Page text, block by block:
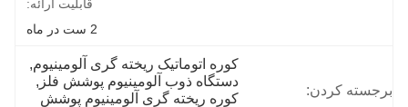
قابلیت ارائه:
برجسته کردن:
کوره اتوماتیک ریخته گری آلومینیوم,
دستگاه ذوب آلومینیوم پوشش فلز,
کوره ریخته گری آلومینیوم پوشش